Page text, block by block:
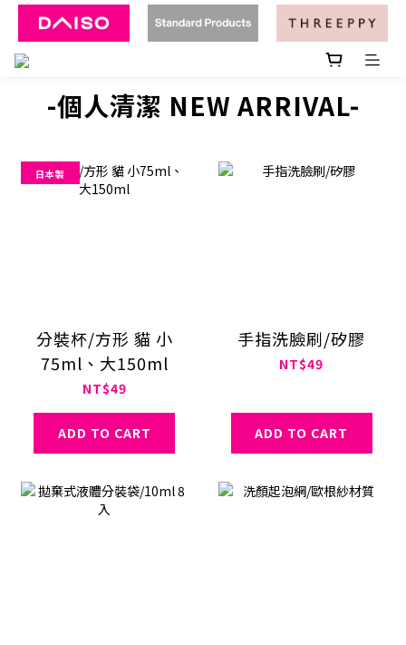
-個人清潔 NEW ARRIVAL-
日本製
分裝杯/方形 貓 小
75ml、大150ml
NT$49
ADD TO CART
手指洗臉刷/矽膠
NT$49
ADD TO CART